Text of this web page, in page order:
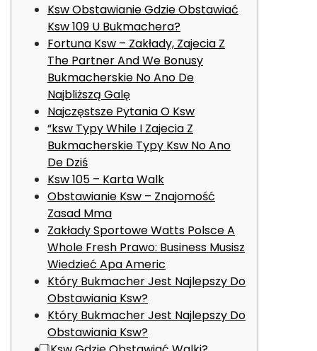
Ksw Obstawianie Gdzie Obstawiać
Ksw 109 U Bukmachera?
Fortuna Ksw – Zakłady, Zajecia Z
The Partner And We Bonusy
Bukmacherskie No Ano De
Najbliższą Galę
Najczęstsze Pytania O Ksw
“ksw Typy While I Zajecia Z
Bukmacherskie Typy Ksw No Ano
De Dziś
Ksw 105 – Karta Walk
Obstawianie Ksw – Znajomość
Zasad Mma
Zakłady Sportowe Watts Polsce A
Whole Fresh Prawo: Business Musisz
Wiedzieć Apa Americ
Który Bukmacher Jest Najlepszy Do
Obstawiania Ksw?
Który Bukmacher Jest Najlepszy Do
Obstawiania Ksw?